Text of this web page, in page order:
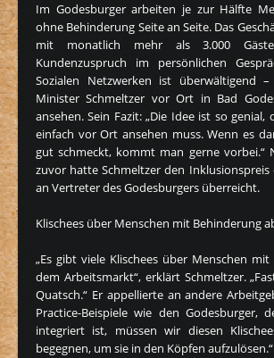
Im Godesburger arbeiten je zur Hälfte
ohne Behinderung Seite an Seite. Das
mit monatlich mehr als 3.000
Kundenzuspruch im persönlichen
Sozialen Netzwerken ist überwältigend
Minister Schmeltzer vor Ort in Bad
ansehen. Sein Fazit: „Die Idee ist so genial,
einfach vor Ort ansehen muss. Wenn es
gut schmeckt, kommt man gerne vorbei.“
zuvor hatte Schmeltzer den Inklusionspreis
an Vertreter des Godesburgers überreicht.
Klischees über Menschen mit Behinderung
„Es gibt viele Klischees über Menschen
dem Arbeitsmarkt“, erklärt Schmeltzer.
Quatsch.“ Er appellierte an andere
Practice-Beispiele wie den Godesburger,
integriert ist, müssen wir diesen
begegnen, um sie in den Köpfen aufzulösen.“